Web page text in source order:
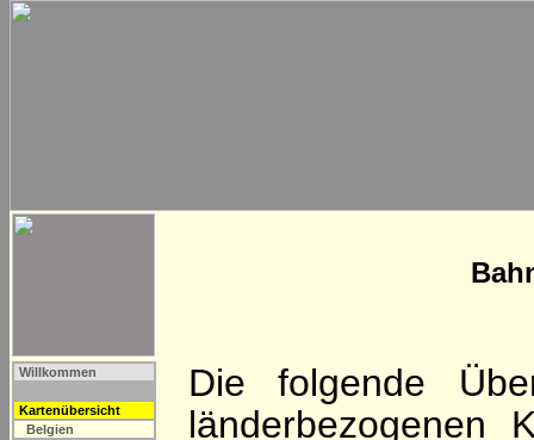
Willkommen
Kartenübersicht
Belgien
Die folgende
länderbezogenen